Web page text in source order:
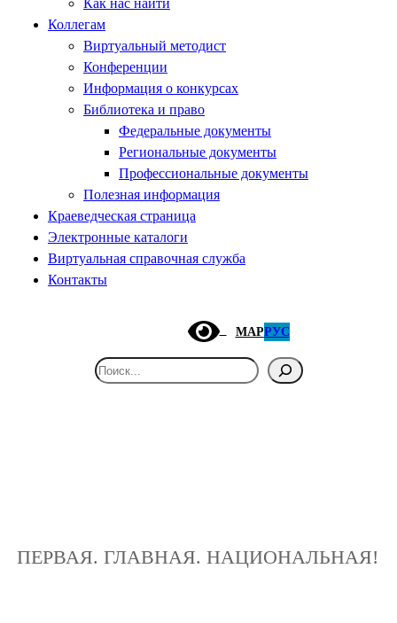
Как нас найти
Коллегам
Виртуальный методист
Конференции
Информация о конкурсах
Библиотека и право
Федеральные документы
Региональные документы
Профессиональные документы
Полезная информация
Краеведческая страница
Электронные каталоги
Виртуальная справочная служба
Контакты
МАРРУС
Поиск
ПЕРВАЯ. ГЛАВНАЯ. НАЦИОНАЛЬНАЯ!